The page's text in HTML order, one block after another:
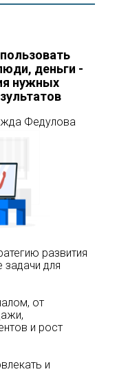
деньги -
нужных
развития
задачи для
от
и рост
и
Федулова